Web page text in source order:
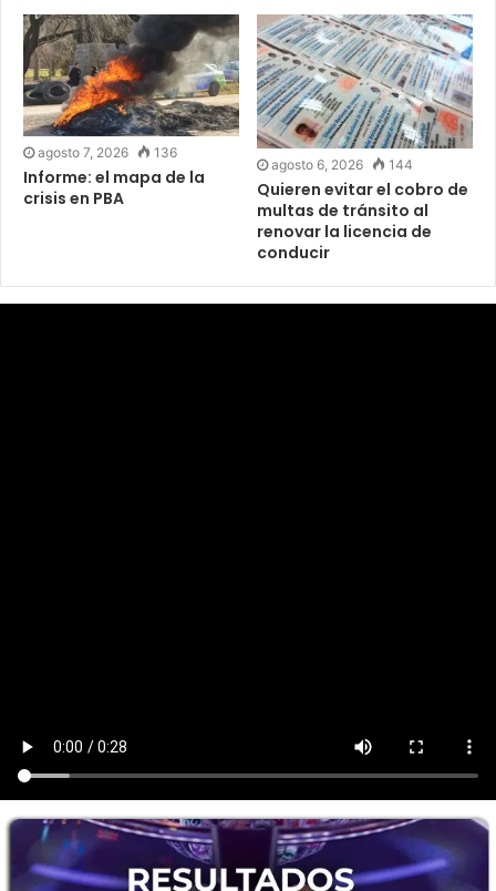
agosto 7, 2026 136
Informe: el mapa de la
crisis en PBA
agosto 6, 2026 144
Quieren evitar el cobro de
multas de tránsito al
renovar la licencia de
conducir